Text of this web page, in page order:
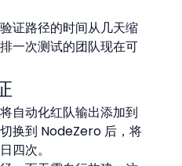
证路径的时间从几天缩
一次测试的团队现在可
自动化红队输出添加到
换到 NodeZero 后，将
四次。